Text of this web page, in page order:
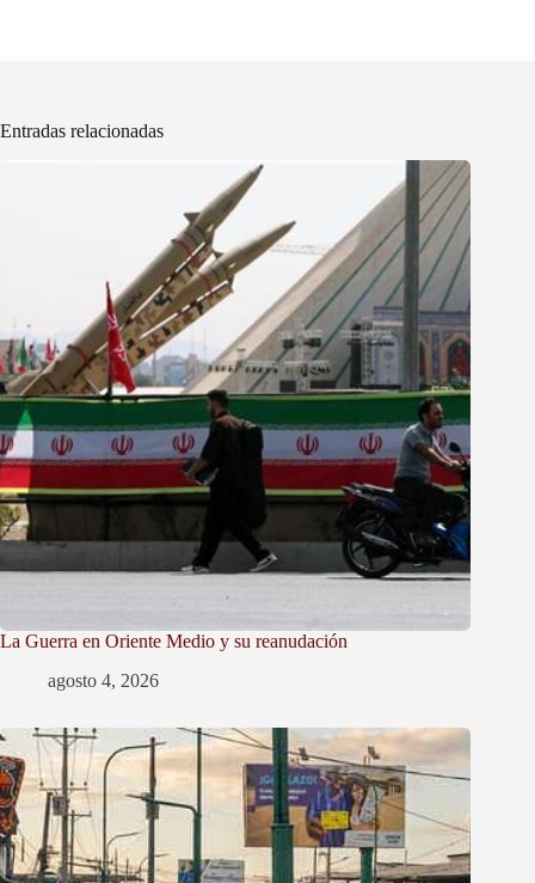
Entradas relacionadas
La Guerra en Oriente Medio y su reanudación
agosto 4, 2026